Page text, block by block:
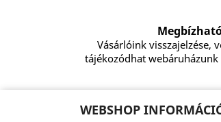
Vásárlóink visszajelzése,
tájékozódhat
WEBSHOP